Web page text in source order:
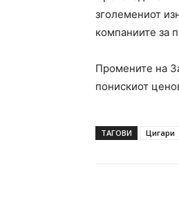
зголемениот
компаниите за
Промените на
понискиот
ТАГОВИ Цигари